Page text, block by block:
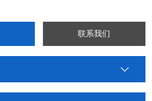
联系我们